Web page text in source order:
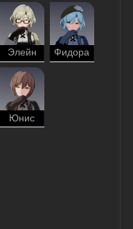
Элейн Фидора
Юнис